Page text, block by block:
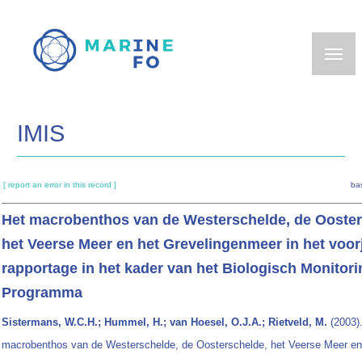
main
IMIS
[ report an error in this record ]
Het macrobenthos van de Westerschelde, de
het Veerse Meer en het Grevelingenmeer in het
rapportage in het kader van het Biologisch
Programma
Sistermans, W.C.H.; Hummel, H.; van Hoesel, O.J.A.; Rietveld, M.
macrobenthos van de Westerschelde, de Oosterschelde, het Veerse Meer